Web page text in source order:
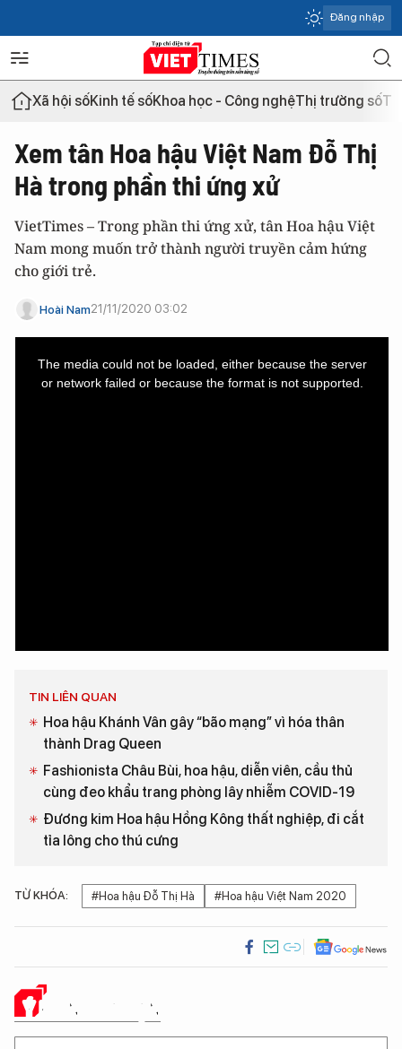
Đăng nhập
Xã hội sốKinh tế sốKhoa học - Công nghệThị trường số
Xem tân Hoa hậu Việt Nam Đỗ Thị
Hà trong phần thi ứng xử
VietTimes – Trong phần thi ứng xử, tân Hoa hậu Việt
Nam mong muốn trở thành người truyền cảm hứng
cho giới trẻ.
Hoài Nam21/11/2020 03:02
The media could not be loaded, either because the server
or network failed or because the format is not supported.
TIN LIÊN QUAN
Hoa hậu Khánh Vân gây “bão mạng” vì hóa thân
thành Drag Queen
Fashionista Châu Bùi, hoa hậu, diễn viên, cầu thủ
cùng đeo khẩu trang phòng lây nhiễm COVID-19
Đương kim Hoa hậu Hồng Kông thất nghiệp, đi cắt
tỉa lông cho thú cưng
TỪ KHÓA: #Hoa hậu Đỗ Thị Hà #Hoa hậu Việt Nam 2020
Ý KIẾN CỦA BẠN